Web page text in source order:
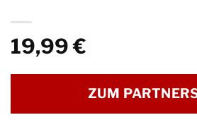
19,99€
ZUM